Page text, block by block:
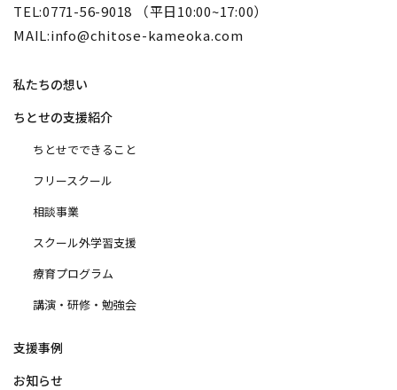
TEL:0771-56-9018 （平日10:00~17:00）
MAIL:info@chitose-kameoka.com
私たちの想い
ちとせの支援紹介
ちとせでできること
フリースクール
相談事業
スクール外学習支援
療育プログラム
講演・研修・勉強会
支援事例
お知らせ